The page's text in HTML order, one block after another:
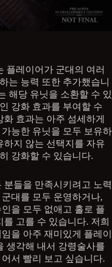
플레이어가 군대의 여러
는 능력 또한 추가했습니
해당 유닛을 소환할 수 있
강화 효과를 부여할 수
효과는 아주 섬세하게
능한 유닛을 모두 보유하
하지 않는 선택지를 자유
강화할 수 있습니다.
들을 만족시키려고 노력
대를 모두 운영하거나,
을 모두 없애고 홀로 플
고를 수 있습니다. 저희
을 아주 재미있게 플레이
생각해 내서 강령술사를
서 빨리 보고 싶습니다.